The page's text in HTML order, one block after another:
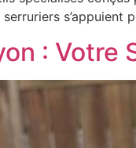
s’appuient
: Votre